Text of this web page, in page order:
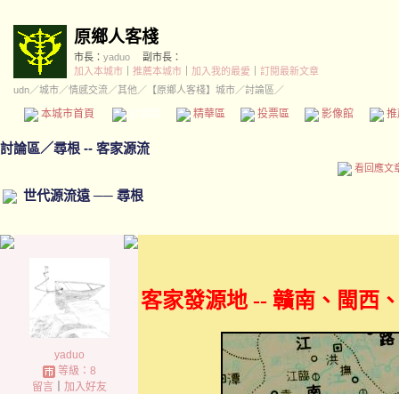
原鄉人客棧
市長： yaduo
副市長：
加入本城市
推薦本城市 加入我的最愛
訂閱最新文章
udn／城市／情感交流／其他 ／ 【原鄉人客棧】城市／討論區／
本城市首頁 精華區 投票區 影像館
討論區／尋根 -- 客家源流
看回應文
世代源流遠 ── 尋根
yaduo
等級：8
留言｜ 加入好友
客家發源地 -- 贛南、閩西